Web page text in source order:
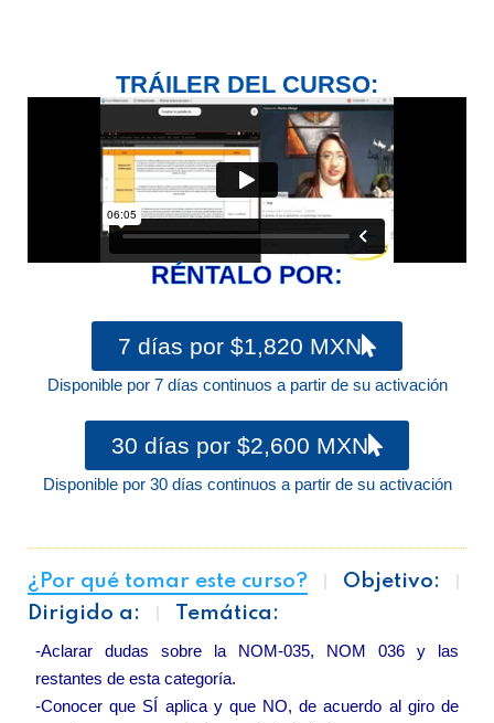
TRÁILER DEL CURSO:
RÉNTALO POR:
7 días por $1,820 MXN
Disponible por 7 días continuos a partir de su activación
30 días por $2,600 MXN
Disponible por 30 días continuos a partir de su activación
¿Por qué tomar este curso?
Objetivo:
Dirigido a:
Temática:
-Aclarar dudas sobre la NOM-035, NOM 036 y las
restantes de esta categoría.
-Conocer que SÍ aplica y que NO, de acuerdo al giro de